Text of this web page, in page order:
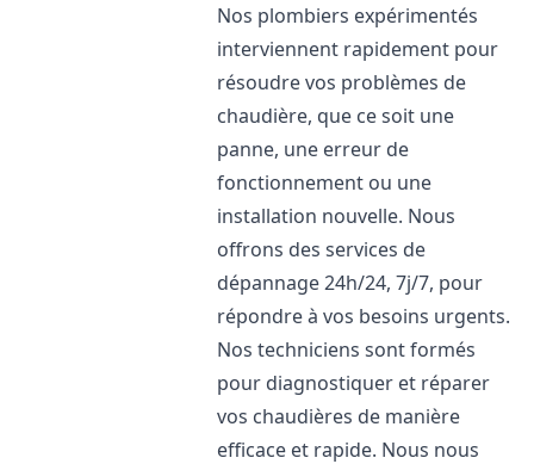
Nos plombiers expérimentés
interviennent rapidement pour
résoudre vos problèmes de
chaudière, que ce soit une
panne, une erreur de
fonctionnement ou une
installation nouvelle. Nous
offrons des services de
dépannage 24h/24, 7j/7, pour
répondre à vos besoins urgents.
Nos techniciens sont formés
pour diagnostiquer et réparer
vos chaudières de manière
efficace et rapide. Nous nous